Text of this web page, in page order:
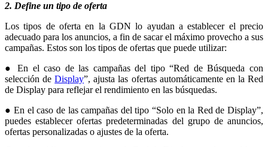
2. Define un tipo de oferta
Los tipos de oferta en la GDN lo ayudan a establecer el precio
adecuado para los anuncios, a fin de sacar el máximo provecho a sus
campañas. Estos son los tipos de ofertas que puede utilizar:
● En el caso de las campañas del tipo “Red de Búsqueda con
selección deDisplay”, ajusta las ofertas automáticamente en la Red
de Display para reflejar el rendimiento en las búsquedas.
● En el caso de las campañas del tipo “Solo en la Red de Display”,
puedes establecer ofertas predeterminadas del grupo de anuncios,
ofertas personalizadas o ajustes de la oferta.